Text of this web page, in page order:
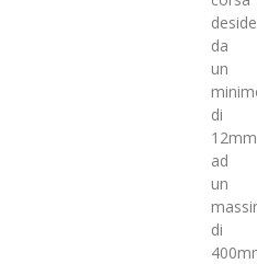
da
un
di
12mm
ad
un
di